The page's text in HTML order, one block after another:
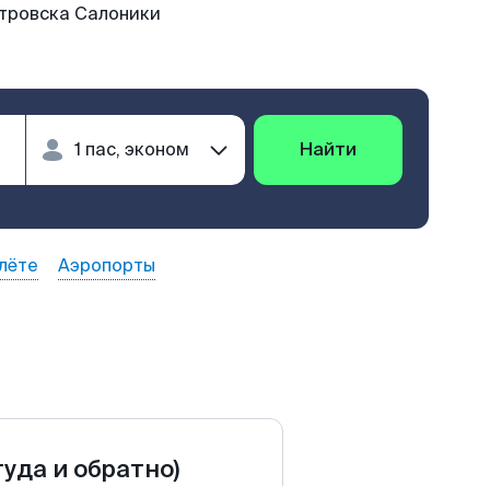
Салоники
Найти
Аэропорты
и обратно)